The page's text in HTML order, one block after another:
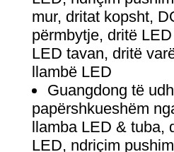
mur, dritat kopsht,
përmbytje, dritë
LED tavan, dritë
llambë LED
Guangdong të
papërshkueshëm
llamba LED & tuba,
LED, ndriçim